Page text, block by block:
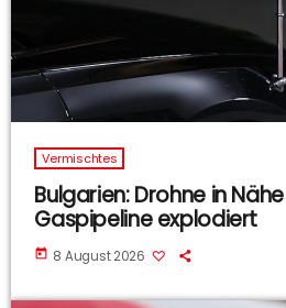
Vermischtes
Bulgarien: Drohne in
Gaspipeline explodiert
today 8 August 2026